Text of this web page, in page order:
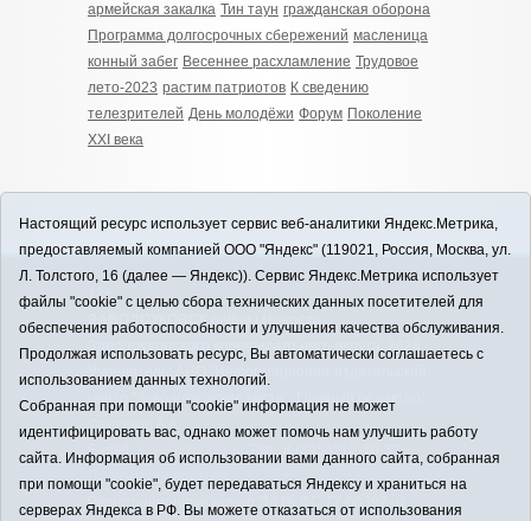
армейская закалка Тин таун гражданская оборона
Программа долгосрочных сбережений масленица
конный забег Весеннее расхламление Трудовое
лето-2023 растим патриотов К сведению
телезрителей День молодёжи Форум Поколение
ХХI века
12+
ЗАВОДОУКОВСК online / Новости
Заводоуковского муниципального округа, 2026
Учредитель: АНО "Информационно-издательский
центр "Заводоуковские вести". Главный редактор:
E-mail:
zavest@obl72.ru
Тел.: 8 (34542) 2-10-33
Политика оператора
Регистрационный номер Эл № ФС 77-66397 от
Настоящий ресурс использует сервис веб-аналитики Яндекс.Метрика,
предоставляемый компанией ООО "Яндекс" (119021, Россия, Москва, ул.
Л. Толстого, 16 (далее — Яндекс)). Сервис Яндекс.Метрика использует
файлы "cookie" с целью сбора технических данных посетителей для
обеспечения работоспособности и улучшения качества обслуживания.
Продолжая использовать ресурс, Вы автоматически соглашаетесь с
использованием данных технологий.
Собранная при помощи "cookie" информация не может
идентифицировать вас, однако может помочь нам улучшить работу
сайта. Информация об использовании вами данного сайта, собранная
при помощи "cookie", будет передаваться Яндексу и храниться на
серверах Яндекса в РФ. Вы можете отказаться от использования